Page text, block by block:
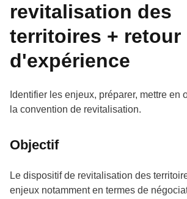
revitalisation des
territoires + retour
d'expérience
Identifier les enjeux, préparer, mettre
la convention de revitalisation.
Objectif
Le dispositif de revitalisation des
enjeux notamment en termes de